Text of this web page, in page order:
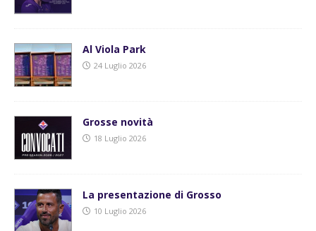
Al Viola Park
24 Luglio 2026
Grosse novità
18 Luglio 2026
La presentazione di Grosso
10 Luglio 2026